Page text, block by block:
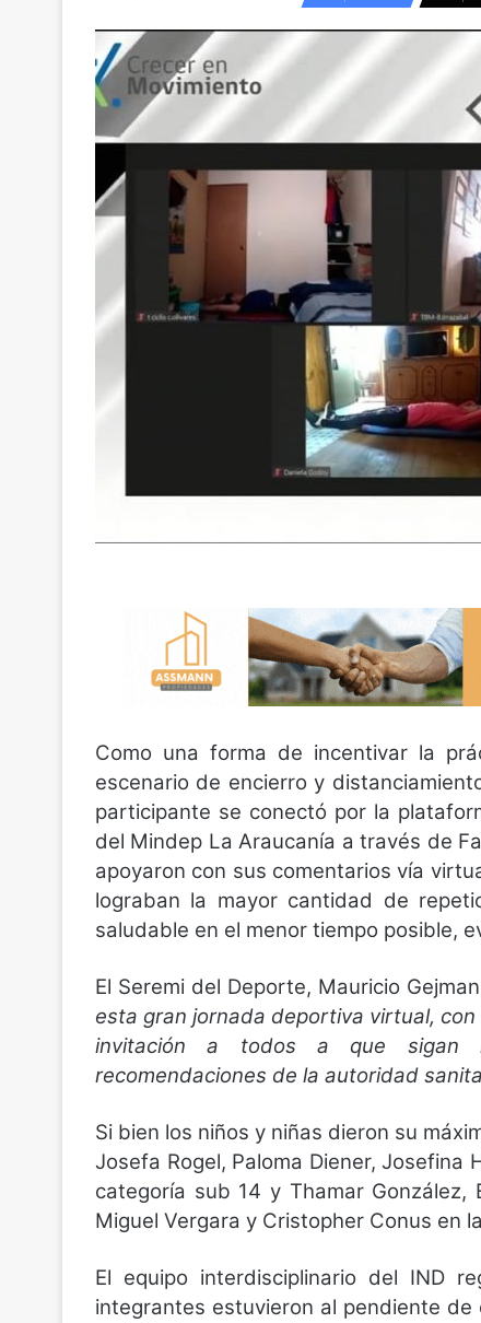
Como una forma de incentivar la
escenario de encierro y
participante se conectó por la
del Mindep La Araucanía a través de
apoyaron con sus comentarios vía
lograban la mayor cantidad de
saludable en el menor tiempo posible,
El Seremi del Deporte, Mauricio
esta gran jornada deportiva virtual,
invitación a todos a que sigan
recomendaciones de la autoridad
Si bien los niños y niñas dieron su
Josefa Rogel, Paloma Diener, Josefina
categoría sub 14 y Thamar González,
Miguel Vergara y Cristopher Conus en
El equipo interdisciplinario del IND
integrantes estuvieron al pendiente